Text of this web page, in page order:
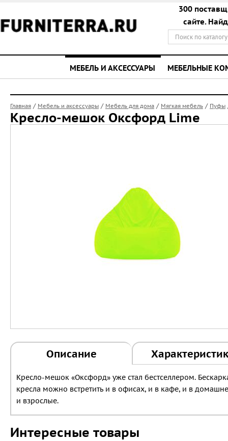
300
сайте.
МЕБЕЛЬ И АКСЕССУАРЫ МЕБЕЛЬНЫЕ
Главная / Мебель и аксессуары / Мебель для дома / Мягкая мебель / Пуфы
Кресло-мешок Оксфорд Lime
Описание
Кресло-мешок «Оксфорд» уже стал бестселлером.
кресла можно встретить и в офисах, и в кафе, и в
и взрослые.
Интересные товары